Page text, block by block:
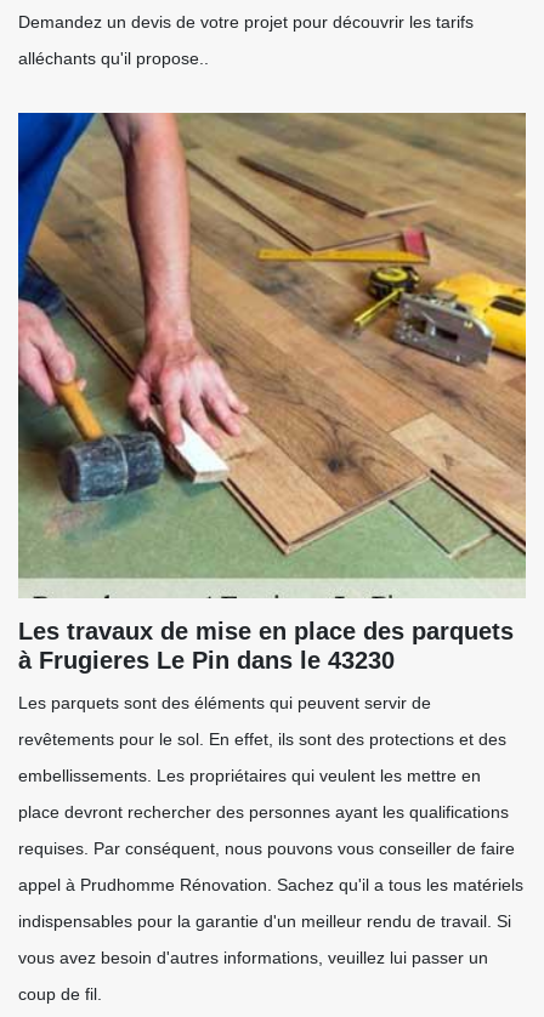
Demandez un devis de votre projet pour découvrir les tarifs
alléchants qu'il propose..
Les travaux de mise en place des parquets
à Frugieres Le Pin dans le 43230
Les parquets sont des éléments qui peuvent servir de
revêtements pour le sol. En effet, ils sont des protections et des
embellissements. Les propriétaires qui veulent les mettre en
place devront rechercher des personnes ayant les qualifications
requises. Par conséquent, nous pouvons vous conseiller de faire
appel à Prudhomme Rénovation. Sachez qu'il a tous les matériels
indispensables pour la garantie d'un meilleur rendu de travail. Si
vous avez besoin d'autres informations, veuillez lui passer un
coup de fil.